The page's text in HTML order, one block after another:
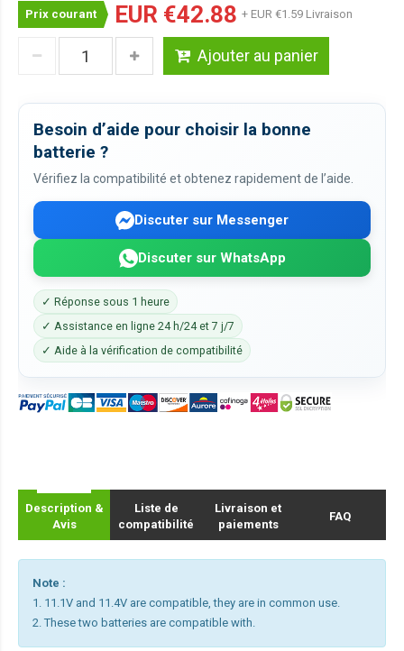
Prix courant EUR €42.88 + EUR €1.59 Livraison
Ajouter au panier
Besoin d’aide pour choisir la bonne
batterie ?
Vérifiez la compatibilité et obtenez rapidement de l’aide.
Discuter sur Messenger
Discuter sur WhatsApp
✓ Réponse sous 1 heure
✓ Assistance en ligne 24 h/24 et 7 j/7
✓ Aide à la vérification de compatibilité
Description &
Avis
Liste de
compatibilité
Livraison et
paiements
FAQ
Note :
1. 11.1V and 11.4V are compatible, they are in common use.
2. These two batteries are compatible with.